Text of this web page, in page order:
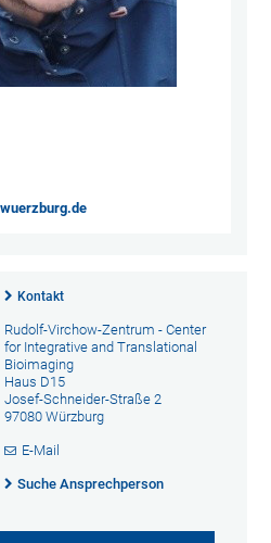
Kontakt
Rudolf-Virchow-Zentrum - Center
for Integrative and Translational
Bioimaging
Haus D15
Josef-Schneider-Straße 2
97080 Würzburg
E-Mail
Suche Ansprechperson